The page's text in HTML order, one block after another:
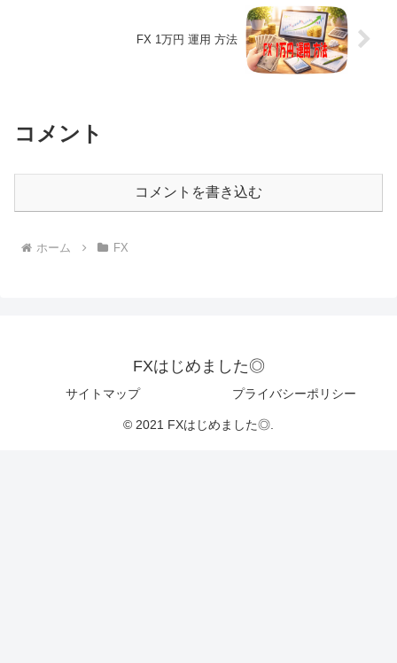
FX 1万円 運用 方法
コメント
コメントを書き込む
ホーム FX
FXはじめました◎
サイトマップ プライバシーポリシー
© 2021 FXはじめました◎.